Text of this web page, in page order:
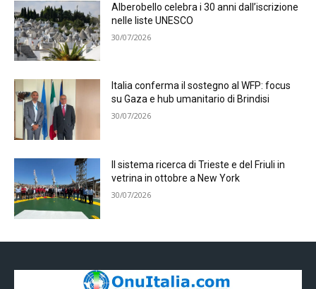
Alberobello celebra i 30 anni dall’iscrizione
nelle liste UNESCO
30/07/2026
Italia conferma il sostegno al WFP: focus
su Gaza e hub umanitario di Brindisi
30/07/2026
Il sistema ricerca di Trieste e del Friuli in
vetrina in ottobre a New York
30/07/2026